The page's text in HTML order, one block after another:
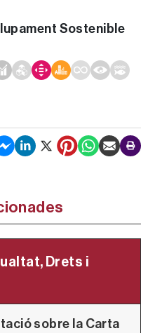
Sostenible
Drets i
sobre la Carta